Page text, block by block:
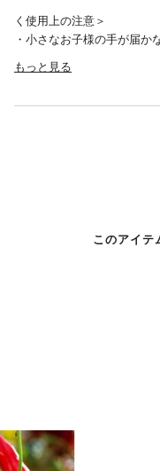
く使用上の注意＞
・小さなお子様の手が届か
もっと見る
このアイテ